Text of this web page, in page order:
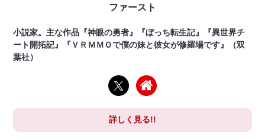
ファースト
小説家。主な作品『神眼の勇者』『ぼっち転生記』『異世界チ
ート開拓記』『ＶＲＭＭＯで僕の妹と彼女が修羅場です』（双
葉社）
詳しく見る!!